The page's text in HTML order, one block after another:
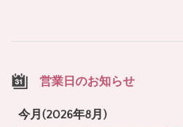
営業日のお知らせ
今月(2026年8月)